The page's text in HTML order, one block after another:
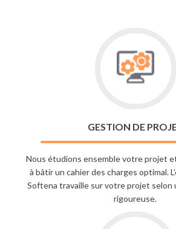
GESTION DE
Nous étudions ensemble votre projet
à bâtir un cahier des charges optimal.
Softena travaille sur votre projet selon
rigoureuse.